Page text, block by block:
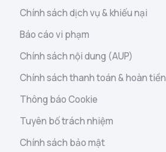
Chính sách dịch vụ & khiếu nại
Báo cáo vi phạm
Chính sách nội dung (AUP)
Chính sách thanh toán & hoàn tiền
Thông báo Cookie
Tuyên bố trách nhiệm
Chính sách bảo mật